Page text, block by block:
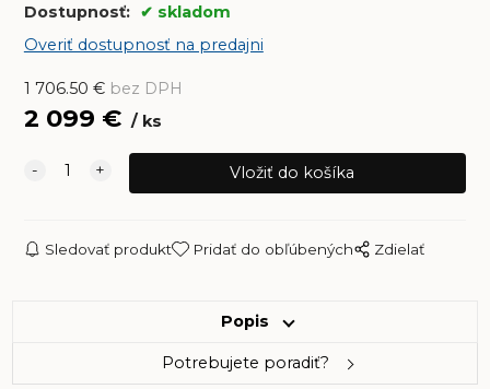
Dostupnosť:
skladom
Overiť dostupnosť na predajni
1 706.50 € bez DPH
2 099 € ks
Sledovať produkt Pridať do obľúbených Zdielať
Popis
Potrebujete poradiť?